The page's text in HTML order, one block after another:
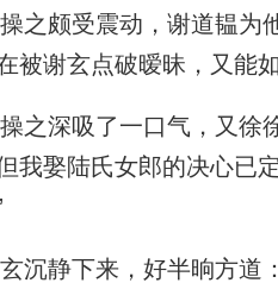
之颇受震动，谢道韫为
被谢玄点破暧昧，又能
之深吸了一口气，又徐
我娶陆氏女郎的决心已
沉静下来，好半晌方道